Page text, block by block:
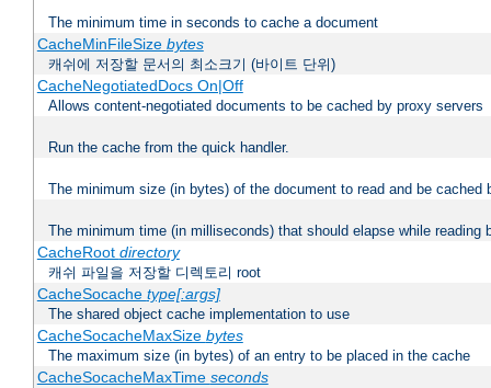
The minimum time in seconds to cache a document
CacheMinFileSize bytes
캐쉬에 저장할 문서의 최소크기 (바이트 단위)
CacheNegotiatedDocs On|Off
Allows content-negotiated documents to be cached by proxy servers
Run the cache from the quick handler.
The minimum size (in bytes) of the document to read and be cached
The minimum time (in milliseconds) that should elapse while reading
CacheRoot directory
캐쉬 파일을 저장할 디렉토리 root
CacheSocache type[:args]
The shared object cache implementation to use
CacheSocacheMaxSize bytes
The maximum size (in bytes) of an entry to be placed in the cache
CacheSocacheMaxTime seconds